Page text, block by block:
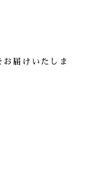
届けいたしま